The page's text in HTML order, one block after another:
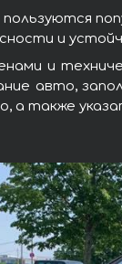
и
и
авто,
а также